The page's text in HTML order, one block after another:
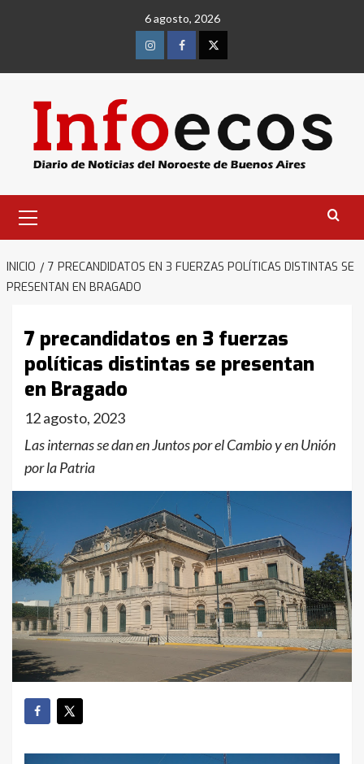
6 agosto, 2026
InstagramFacebookTwitter
primario
INICIO
7 PRECANDIDATOS EN 3 FUERZAS POLÍTICAS DISTINTAS SE
PRESENTAN EN BRAGADO
7 precandidatos en 3 fuerzas
políticas distintas se presentan
en Bragado
12 agosto, 2023
Las internas se dan en Juntos por el Cambio y en Unión
por la Patria